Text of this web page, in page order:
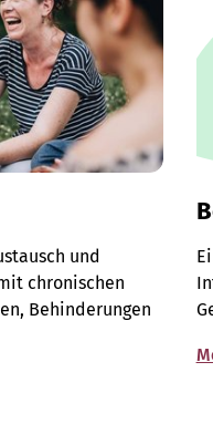
und
chronischen
Behinderungen